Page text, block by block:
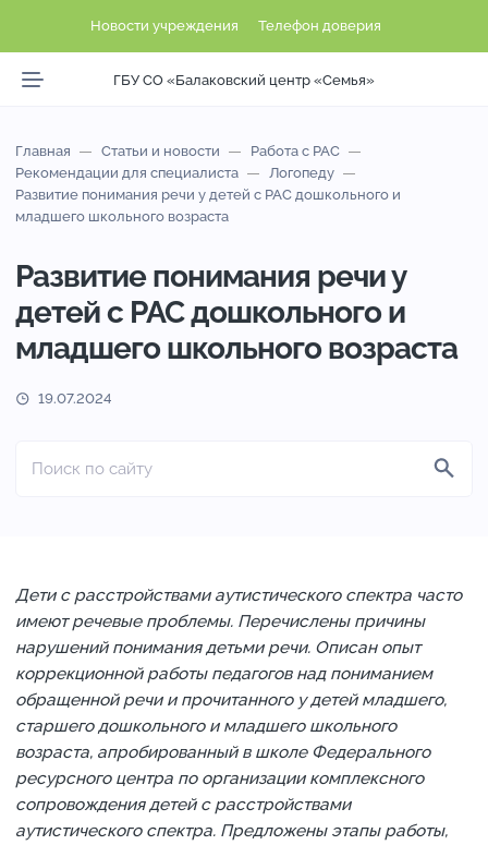
Новости учреждения Телефон доверия
ГБУ СО «Балаковский центр «Семья»
Главная Статьи и новости
Работа с РАС
Рекомендации для специалиста
Логопеду
Развитие понимания речи у детей с РАС дошкольного и
младшего школьного возраста
Развитие понимания речи у
детей с РАС дошкольного и
младшего школьного возраста
19.07.2024
Дети с расстройствами аутистического спектра часто
имеют речевые проблемы. Перечислены причины
нарушений понимания детьми речи. Описан опыт
коррекционной работы педагогов над пониманием
обращенной речи и прочитанного у детей младшего,
старшего дошкольного и младшего школьного
возраста, апробированный в школе Федерального
ресурсного центра по организации комплексного
сопровождения детей с расстройствами
аутистического спектра. Предложены этапы работы,